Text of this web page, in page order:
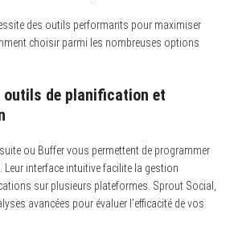
des outils performants pour maximiser
choisir parmi les nombreuses options
outils de planification et
ou Buffer vous permettent de programmer
Leur interface intuitive facilite la gestion
sur plusieurs plateformes. Sprout Social,
avancées pour évaluer l’efficacité de vos